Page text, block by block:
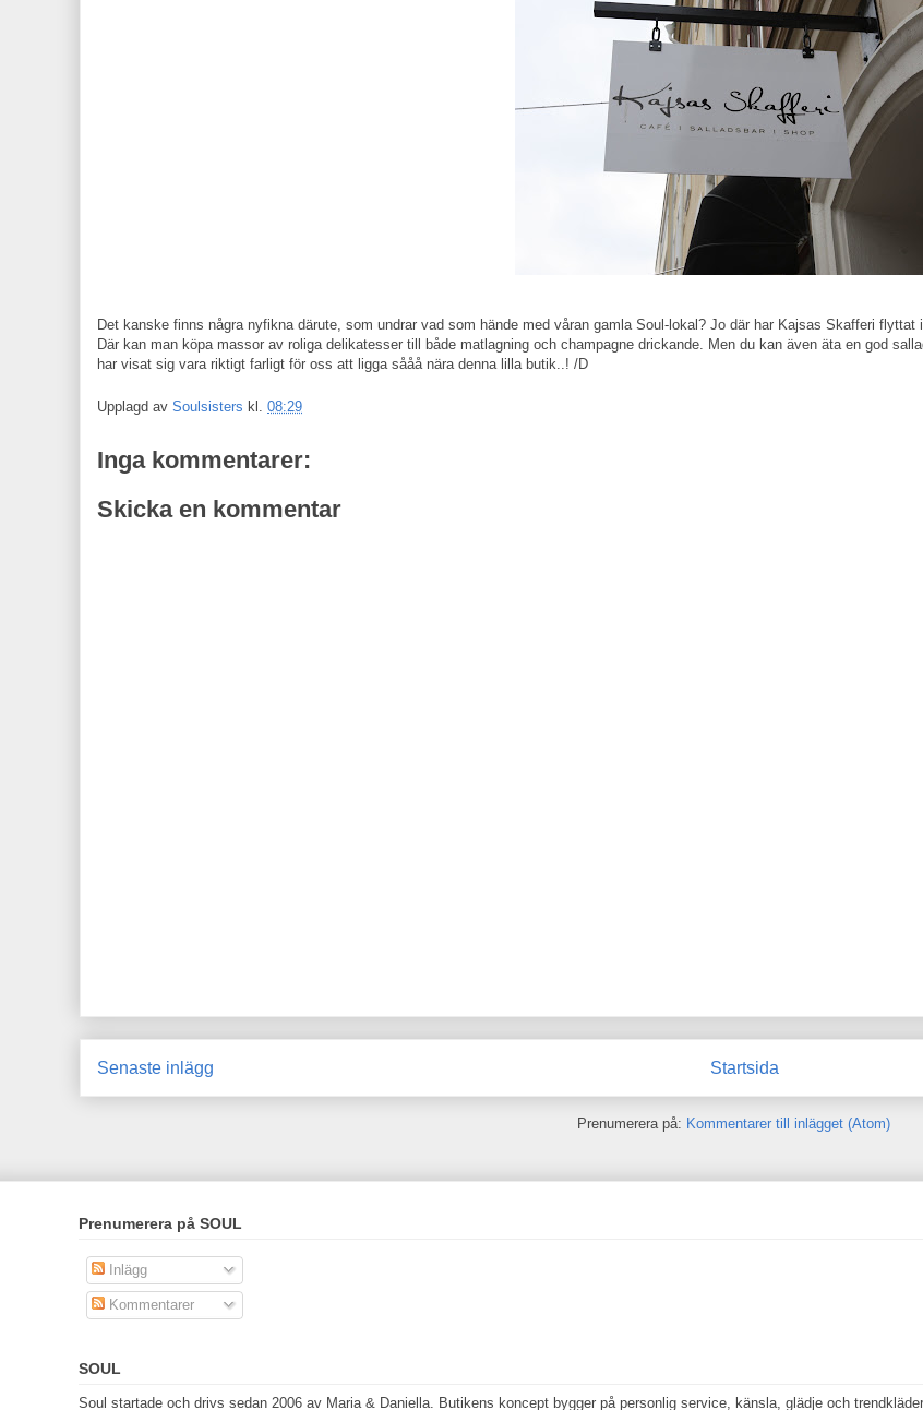
Det kanske finns några nyfikna därute, som undrar vad som hände med våran gamla Soul-lokal? Jo där har Kajsas Skafferi flyttat
Där kan man köpa massor av roliga delikatesser till både matlagning och champagne drickande. Men du kan även äta en god
har visat sig vara riktigt farligt för oss att ligga sååå nära denna lilla butik..! /D
Upplagd av Soulsisters kl. 08:29
Inga kommentarer:
Skicka en kommentar
Senaste inlägg Startsida
Prenumerera på: Kommentarer till inlägget (Atom)
Prenumerera på SOUL
Inlägg
Kommentarer
SOUL
Soul startade och drivs sedan 2006 av Maria & Daniella. Butikens koncept bygger på personlig service, känsla, glädje och